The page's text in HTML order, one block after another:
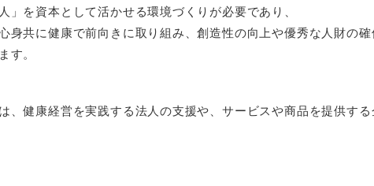
」を資本として活かせる環境づくりが必要であり、
身共に健康で前向きに取り組み、創造性の向上や優秀な人財の
す。
、健康経営を実践する法人の支援や、サービスや商品を提供す